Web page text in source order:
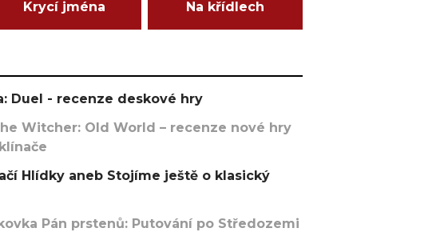
Krycí jména Na křídlech
Duel - recenze deskové hry
Witcher: Old World – recenze nové hry
Hlídky aneb Stojíme ještě o klasický
Pán prstenů: Putování po Středozemi